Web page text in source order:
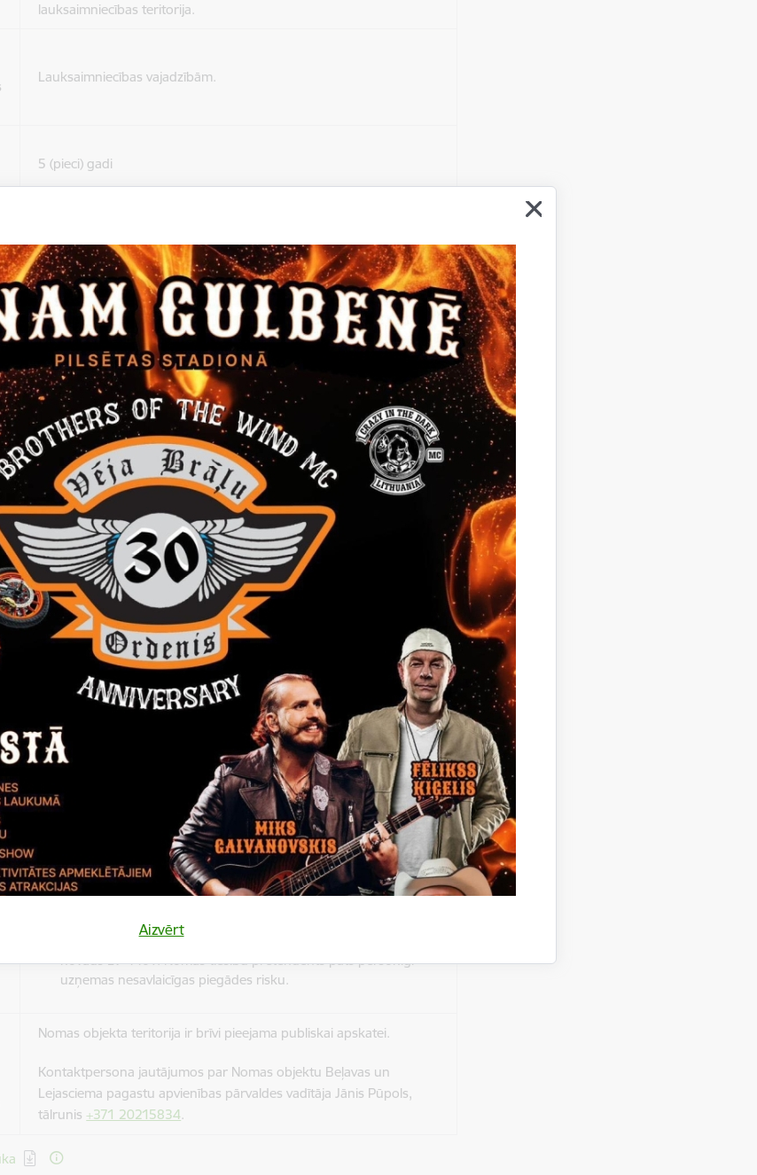
Aizvērt
lauksaimniecības teritorija.
Lauksaimniecības vajadzībām.
5 (pieci) gadi
Nomniekam nav tiesību Nomas objektu nodot apakšnomā.
Nomas maksa tiek aprēķināta, sākot no Zemes nomas līguma
spēkā stāšanās dienas. Nomas maksas samaksu veic pa
ceturkšņiem, katra ceturkšņa maksājumu veicot līdz attiecīgā
ceturkšņa pirmā mēneša pēdējam datumam.
Nomniekam papildus nomas maksai Zemes nomas līgumā
noteiktajā kārtībā jāmaksā Iznomātājam nekustamā īpašuma
nodoklis.
Nomniekam netiek piešķirta apbūves tiesība.
208 EUR (divi simti astoņi euro 00 centi) gadā bez pievienotās
vērtības nodokļa.
Līdz 2026.gada 29.maijam (ieskaitot).
Pieteikumi iesniedzami Gulbenes novada pašvaldībā:
nododot personīgi Gulbenes novada Valsts un pašvaldības
vienotajā klientu apkalpošanas centrā, Ābeļu ielā 2, Gulbenē,
Gulbenes novadā (pirmdienās, otrdienās, trešdienās,
ceturtdienās no plkst. 8:00 līdz 17:00, piektdienās no plkst.
nosūtot pa pastu uz adresi: Ābeļu iela 2, Gulbene, Gulbenes
novads LV-4401. Nomas tiesību pretendents pats personīgi
uzņemas nesavlaicīgas piegādes risku.
Nomas objekta teritorija ir brīvi pieejama publiskai apskatei.
Kontaktpersona jautājumos par Nomas objektu Beļavas un
Lejasciema pagastu apvienības pārvaldes vadītāja Jānis Pūpols,
tālrunis+371 20215834.